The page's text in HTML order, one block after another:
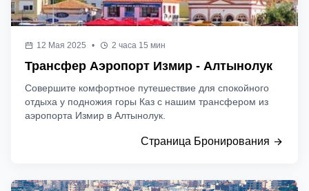
12 Мая 2025 • 2 часа 15 мин
Трансфер Аэропорт Измир - Алтынолук
Совершите комфортное путешествие для спокойного
отдыха у подножия горы Каз с нашим трансфером из
аэропорта Измир в Алтынолук.
Страница Бронирования